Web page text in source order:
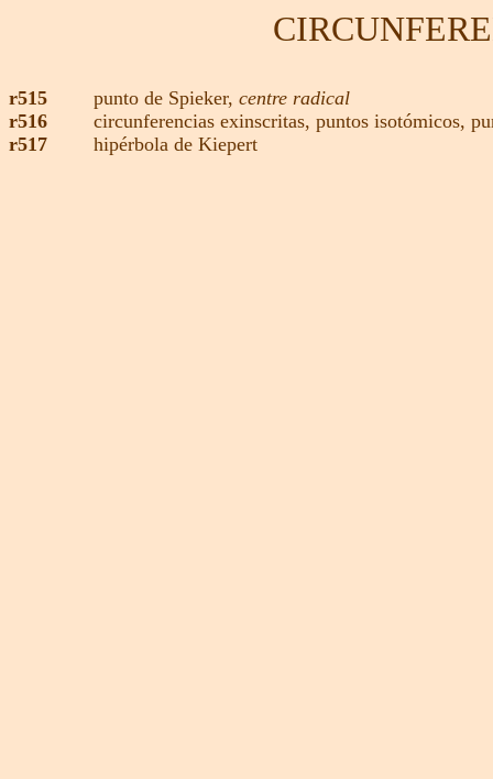
r515 punto de Spieker, centre radical
r516
circunferencias exinscritas, puntos isotómicos,
r517
hipérbola de Kiepert